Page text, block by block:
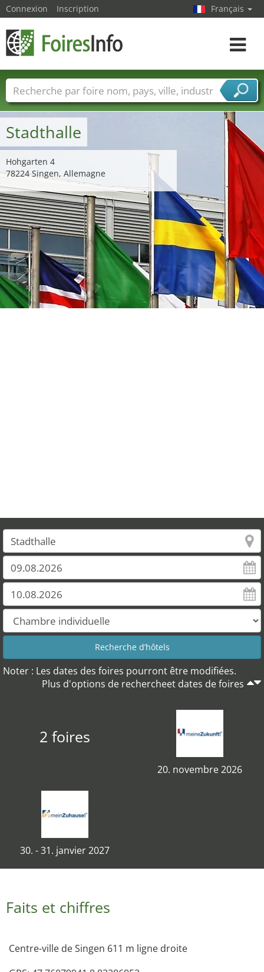
Stadthalle
Hohgarten 4
78224 Singen, Allemagne
Noter : Les dates des foires pourront être modifiées.
Plus d'options de rechercheet dates de foires
2 foires
20. novembre 2026
30. - 31. janvier 2027
Faits et chiffres
Centre-ville de Singen 611 m ligne droite
Connexion Inscription Français
Toggle
Foire noms Pays Villes
Secteurs de foire
Secteurs du fournisseur de services